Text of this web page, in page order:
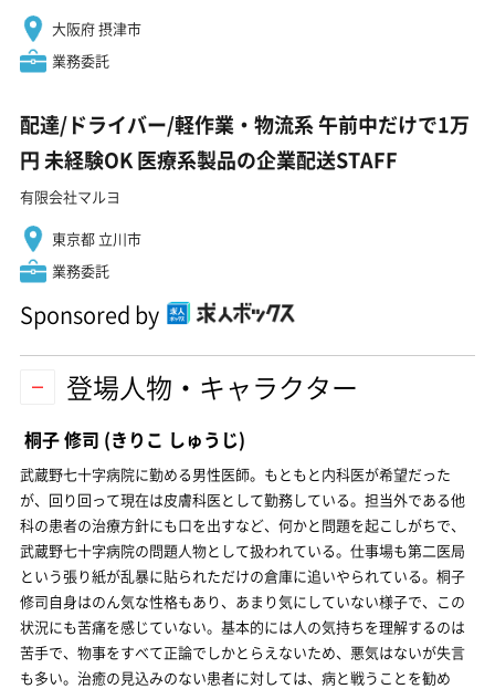
大阪府 摂津市
業務委託
配達/ドライバー/軽作業・物流系 午前中だけで1万
円 未経験OK 医療系製品の企業配送STAFF
有限会社マルヨ
東京都 立川市
業務委託
Sponsored by
登場人物・キャラクター
桐子 修司 (きりこ しゅうじ)
武蔵野七十字病院に勤める男性医師。もともと内科医が希望だった
が、回り回って現在は皮膚科医として勤務している。担当外である他
科の患者の治療方針にも口を出すなど、何かと問題を起こしがちで、
武蔵野七十字病院の問題人物として扱われている。仕事場も第二医局
という張り紙が乱暴に貼られただけの倉庫に追いやられている。桐子
修司自身はのん気な性格もあり、あまり気にしていない様子で、この
状況にも苦痛を感じていない。基本的には人の気持ちを理解するのは
苦手で、物事をすべて正論でしかとらえないため、悪気はないが失言
も多い。治癒の見込みのない患者に対しては、病と戦うことを勧め